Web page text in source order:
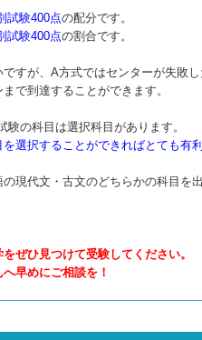
試験400点の配分です。
試験400点の割合です。
すが、A方式ではセンターが失敗
で到達することができます。
の科目は選択科目があります。
選択することができればとても有
の現代文・古文のどちらかの科目を
ぜひ見つけて受験してください。
早めにご相談を！